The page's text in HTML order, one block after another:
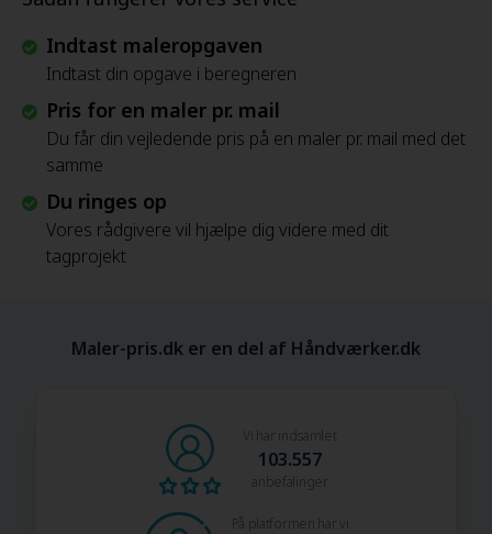
Indtast maleropgaven
Indtast din opgave i beregneren
Pris for en maler pr. mail
Du får din vejledende pris på en maler pr. mail med det
samme
Du ringes op
Vores rådgivere vil hjælpe dig videre med dit
tagprojekt
Maler-pris.dk er en del af Håndværker.dk
Vi har indsamlet
103.557
anbefalinger
På platformen har vi